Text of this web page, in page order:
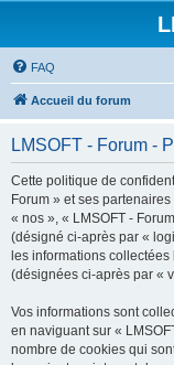
FAQ
Accueil du forum
LMSOFT - Forum -
Cette politique de
Forum » et ses
« nos », « LMSOFT -
(désigné ci-après par «
les informations
(désignées ci-après par «
Vos informations sont
en naviguant sur «
nombre de cookies qui